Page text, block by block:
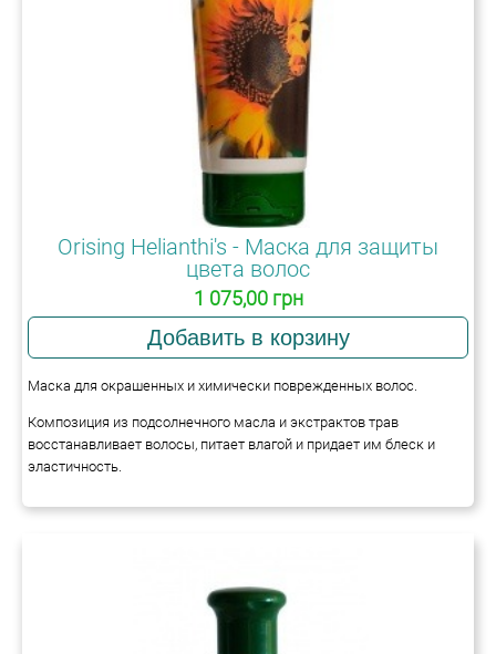
Orising Helianthi's - Маска для защиты
цвета волос
1 075,00 грн
Маска для окрашенных и химически поврежденных волос.
Композиция из подсолнечного масла и экстрактов трав
восстанавливает волосы, питает влагой и придает им блеск и
эластичность.